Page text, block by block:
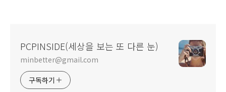
PCPINSIDE(세상을 보는 또 다른 눈)
minbetter@gmail.com
구독하기